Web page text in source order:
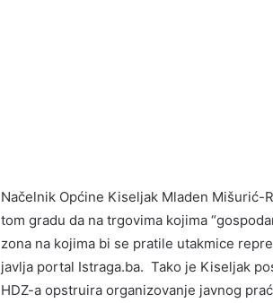
Načelnik Općine Kiseljak Mladen Mišurić-
tom gradu da na trgovima kojima
zona na kojima bi se pratile utakmice
javlja portal Istraga.ba. Tako je Kiseljak
HDZ-a opstruira organizovanje javnog